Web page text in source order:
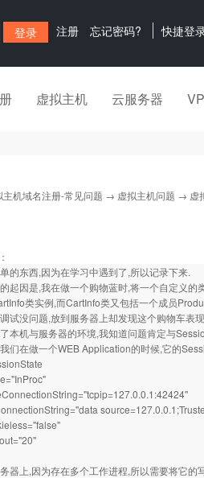
注册 忘记密码? 快捷登
虚拟主机 云服务器
主机域名注册-常见问题 → 虚拟主机问题 → 虚
的东西,因为在学习中遇到了,所以记录下来.
起因是,我在做一个购物蓝时,将一个自定义
类实例,而CartInfo类又包括一个成员
试没问题,放到服务器上却发现这个购物车表
本机与服务器的环境,我知道问题肯定与
们在做一个WEB Application的时候,它的
器上,因为存在多个工作进程,所以需要将它